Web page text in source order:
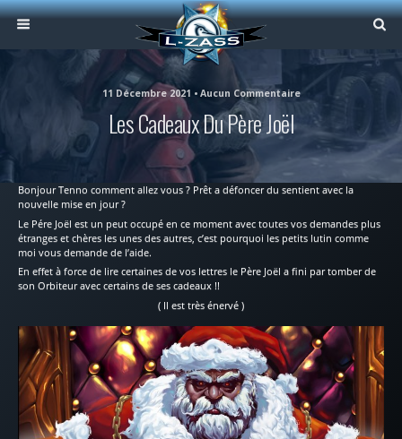
11 Décembre 2021 • Aucun Commentaire
Les Cadeaux Du Père Joël
Bonjour Tenno comment allez vous ? Prêt a défoncer du sentient avec la
nouvelle mise en jour ?
Le Pére Joël est un peut occupé en ce moment avec toutes vos demandes plus
étranges et chères les unes des autres, c’est pourquoi les petits lutin comme
moi vous demande de l’aide.
En effet à force de lire certaines de vos lettres le Père Joël a fini par tomber de
son Orbiteur avec certains de ses cadeaux !!
( Il est très énervé )